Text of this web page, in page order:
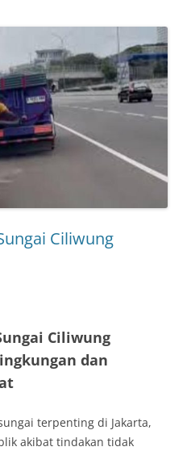
Ciliwung
Ciliwung
dan
terpenting di Jakarta,
akibat tindakan tidak